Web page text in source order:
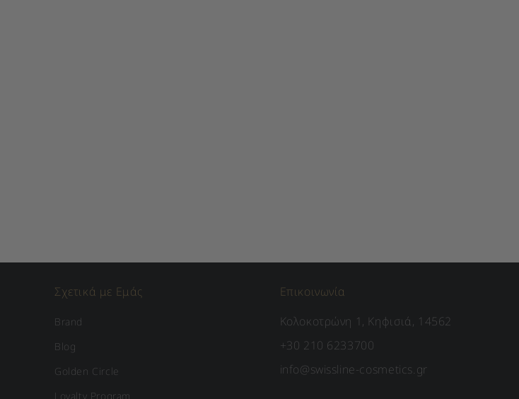
Σχετικά με Εμάς
Brand
Blog
Golden Circle
Loyalty Program
Επικοινωνία
Κολοκοτρώνη 1, Κηφισιά, 14562
+30 210 6233700
info@swissline-cosmetics.gr